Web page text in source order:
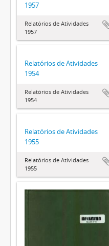
1957
Relatórios de Atividades
1957
Relatórios de Atividades
1954
Relatórios de Atividades
1954
Relatórios de Atividades
1955
Relatórios de Atividades
1955